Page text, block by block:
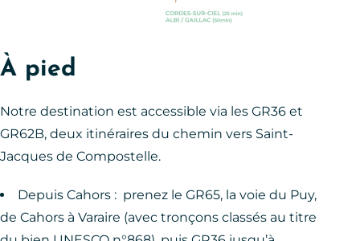
À pied
Notre destination est accessible via les GR36 et
GR62B, deux itinéraires du chemin vers Saint-
Jacques de Compostelle.
Depuis Cahors : prenez le GR65, la voie du Puy,
de Cahors à Varaire (avec tronçons classés au titre